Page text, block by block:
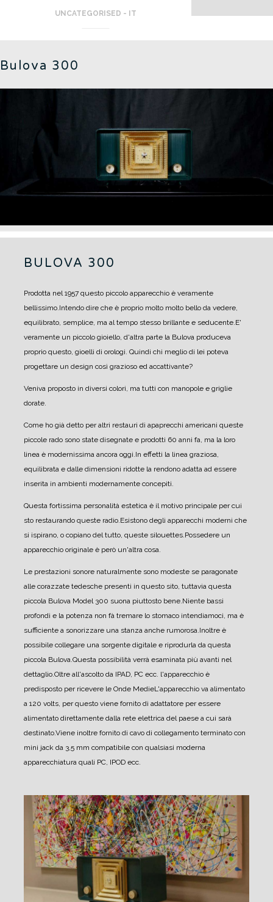
UNCATEGORISED - IT
Bulova 300
BULOVA 300
Prodotta nel 1957 questo piccolo apparecchio è veramente
bellissimo. Intendo dire che è proprio molto molto bello da vedere,
equilibrato, semplice, ma al tempo stesso brillante e seducente. E'
veramente un piccolo gioiello, d'altra parte la Bulova produceva
proprio questo, gioelli di orologi. Quindi chi meglio di lei poteva
progettare un design così grazioso ed accattivante?
Veniva proposto in diversi colori, ma tutti con manopole e griglie
dorate.
Come ho già detto per altri restauri di apaprecchi americani queste
piccole rado sono state disegnate e prodotti 60 anni fa, ma la loro
linea è modernissima ancora oggi. In effetti la linea graziosa,
equilibrata e dalle dimensioni ridotte la rendono adatta ad essere
inserita in ambienti modernamente concepiti.
Questa fortissima personalità estetica è il motivo principale per cui
sto restaurando queste radio. Esistono degli apparecchi moderni che
si ispirano, o copiano del tutto, queste silouettes. Possedere un
apparecchio originale è però un'altra cosa.
Le prestazioni sonore naturalmente sono modeste se paragonate
alle corazzate tedesche presenti in questo sito, tuttavia questa
piccola Bulova Model 300 suona piuttosto bene. Niente bassi
profondi e la potenza non fà tremare lo stomaco intendiamoci, ma è
sufficiente a sonorizzare una stanza anche rumorosa. Inoltre è
possibile collegare una sorgente digitale e riprodurla da questa
piccola Bulova. Questa possibilità verrà esaminata più avanti nel
dettaglio. Oltre all'ascolto da IPAD, PC ecc. l'apparecchio è
predisposto per ricevere le Onde MedieL'apparecchio va alimentato
a 120 volts, per questo viene fornito di adattatore per essere
alimentato direttamente dalla rete elettrica del paese a cui sarà
destinato.Viene inoltre fornito di cavo di collegamento terminato con
mini jack da 3,5 mm compatibile con qualsiasi moderna
apparecchiatura quali PC, IPOD ecc.